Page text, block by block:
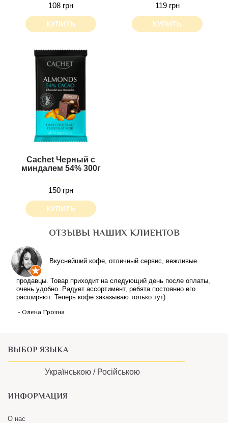
108 грн
КУПИТЬ
119 грн
КУПИТЬ
Cachet Черный с
миндалем 54% 300г
150 грн
КУПИТЬ
ОТЗЫВЫ НАШИХ КЛИЕНТОВ
Українською /
ИНФОРМАЦИЯ
О нас